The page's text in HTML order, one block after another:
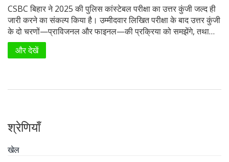
CSBC बिहार ने 2025 की पुलिस कांस्टेबल परीक्षा का उत्तर कुंजी जल्द ही
जारी करने का संकल्प किया है। उम्मीदवार लिखित परीक्षा के बाद उत्तर कुंजी
के दो चरणों—प्राविजनल और फाइनल—की प्रक्रिया को समझेंगे, तथा
परिणाम तक के अगले कदमों की जानकारी पाएंगे।
और देखें
श्रेणियाँ
खेल